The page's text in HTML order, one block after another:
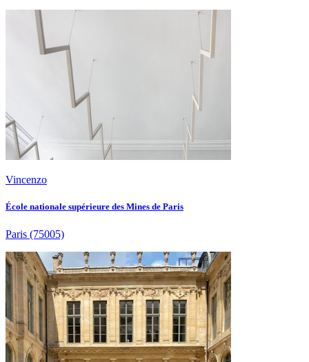
Vincenzo
École nationale supérieure des Mines de Paris
Paris (75005)